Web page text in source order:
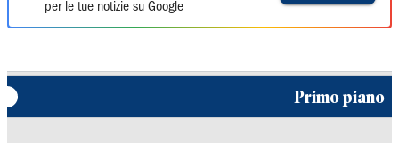
per le tue notizie su Google
Primo piano